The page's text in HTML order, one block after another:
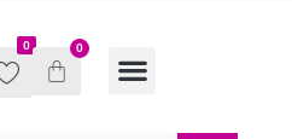
0 0